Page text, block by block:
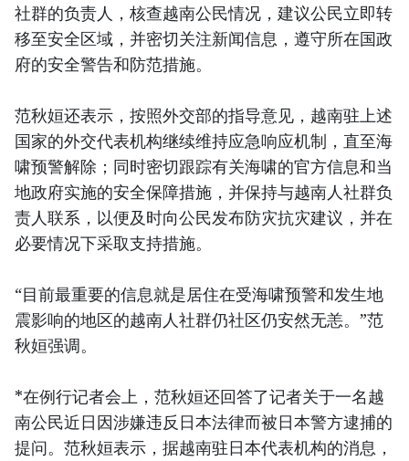
社群的负责人，核查越南公民情况，建议公民立即转
移至安全区域，并密切关注新闻信息，遵守所在国政
府的安全警告和防范措施。
范秋姮还表示，按照外交部的指导意见，越南驻上述
国家的外交代表机构继续维持应急响应机制，直至海
啸预警解除；同时密切跟踪有关海啸的官方信息和当
地政府实施的安全保障措施，并保持与越南人社群负
责人联系，以便及时向公民发布防灾抗灾建议，并在
必要情况下采取支持措施。
“目前最重要的信息就是居住在受海啸预警和发生地
震影响的地区的越南人社群仍社区仍安然无恙。”范
秋姮强调。
*在例行记者会上，范秋姮还回答了记者关于一名越
南公民近日因涉嫌违反日本法律而被日本警方逮捕的
提问。范秋姮表示，据越南驻日本代表机构的消息，